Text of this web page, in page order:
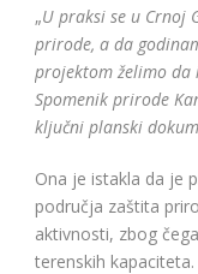
„U praksi se u Crnoj
prirode, a da
projektom želimo da
Spomenik prirode
ključni planski
Ona je istakla da je
područja zaštita
aktivnosti, zbog
terenskih kapaciteta.